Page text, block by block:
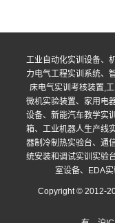
工业自动化实训设备、
力电气工程实训系统、
床电气实训考核装置,
微机实验装置、家用电
设备、新能汽车教学实
箱、工业机器人生产线
器制冷制热实验台、通
统安装和调试实训实验
室设备、EDA
Copyright © 2012-